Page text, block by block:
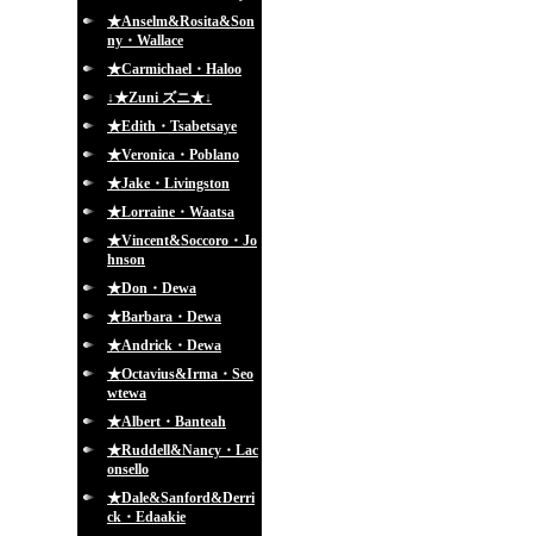
★Anselm&Rosita&Son
ny・Wallace
★Carmichael・Haloo
↓★Zuni ズニ★↓
★Edith・Tsabetsaye
★Veronica・Poblano
★Jake・Livingston
★Lorraine・Waatsa
★Vincent&Soccoro・Jo
hnson
★Don・Dewa
★Barbara・Dewa
★Andrick・Dewa
★Octavius&Irma・Seo
wtewa
★Albert・Banteah
★Ruddell&Nancy・Lac
onsello
★Dale&Sanford&Derri
ck・Edaakie